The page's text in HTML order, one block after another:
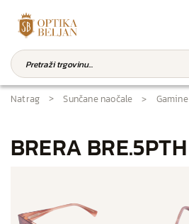
Natrag Sunčane naočale Gamine
BRERA BRE.5PTH